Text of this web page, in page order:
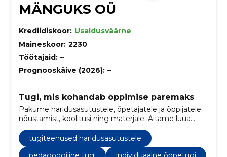
MÄNGUKS OÜ
Krediidiskoor: Usaldusväärne
Maineskoor: 2230
Töötajaid: –
Prognooskäive (2026): –
Tugi, mis kohandab õppimise paremaks
Pakume haridusasutustele, õpetajatele ja õppijatele
nõustamist, koolitusi ning materjale. Aitame luua
paremini kohandatud õpikeskkonna ja sihipärase toe.
tugiteenused haridusasutustele